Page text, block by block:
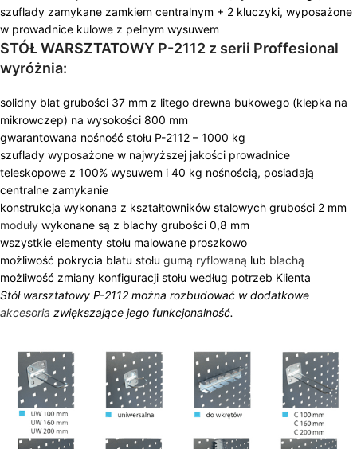
szuflady zamykane zamkiem centralnym + 2 kluczyki, wyposażone
w prowadnice kulowe z pełnym wysuwem
STÓŁ WARSZTATOWY P-2112 z serii Proffesional
wyróżnia:
solidny blat grubości 37 mm z litego drewna bukowego (klepka na
mikrowczep) na wysokości 800 mm
gwarantowana nośność stołu P-2112 – 1000 kg
szuflady wyposażone w najwyższej jakości prowadnice
teleskopowe z 100% wysuwem i 40 kg nośnością, posiadają
centralne zamykanie
konstrukcja wykonana z kształtowników stalowych grubości 2 mm
moduły wykonane są z blachy grubości 0,8 mm
wszystkie elementy stołu malowane proszkowo
możliwość pokrycia blatu stołu gumą ryflowaną lub blachą
możliwość zmiany konfiguracji stołu według potrzeb Klienta
Stół warsztatowy P-2112 można rozbudować w dodatkowe
akcesoria zwiększające jego funkcjonalność.